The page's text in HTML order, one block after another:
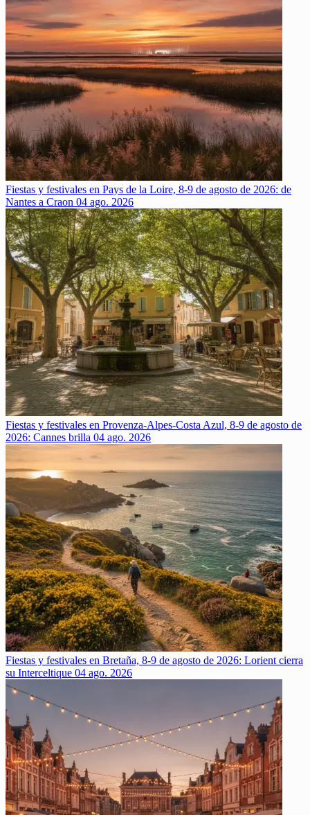
Fiestas y festivales en Pays de la Loire, 8-9 de agosto de 2026: de
Nantes a Craon 04 ago. 2026
Fiestas y festivales en Provenza-Alpes-Costa Azul, 8-9 de agosto de
2026: Cannes brilla 04 ago. 2026
Fiestas y festivales en Bretaña, 8-9 de agosto de 2026: Lorient cierra
su Interceltique 04 ago. 2026